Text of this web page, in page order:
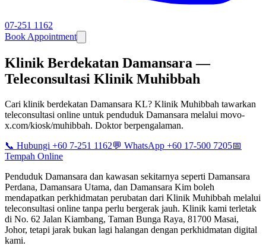
07-251 1162
Book Appointment
Klinik Berdekatan Damansara —
Teleconsultasi Klinik Muhibbah
Cari klinik berdekatan Damansara KL? Klinik Muhibbah tawarkan
teleconsultasi online untuk penduduk Damansara melalui movo-
x.com/kiosk/muhibbah. Doktor berpengalaman.
📞 Hubungi +60 7-251 1162💬 WhatsApp +60 17-500 7205📅
Tempah Online
Penduduk Damansara dan kawasan sekitarnya seperti Damansara
Perdana, Damansara Utama, dan Damansara Kim boleh
mendapatkan perkhidmatan perubatan dari Klinik Muhibbah melalui
teleconsultasi online tanpa perlu bergerak jauh. Klinik kami terletak
di No. 62 Jalan Kiambang, Taman Bunga Raya, 81700 Masai,
Johor, tetapi jarak bukan lagi halangan dengan perkhidmatan digital
kami.